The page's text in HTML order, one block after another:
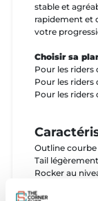
stable et
rapidement et
votre
Choisir sa
Pour les riders
Pour les riders
Pour les riders
Outline courbe
Tail
Rocker au
Nombreux